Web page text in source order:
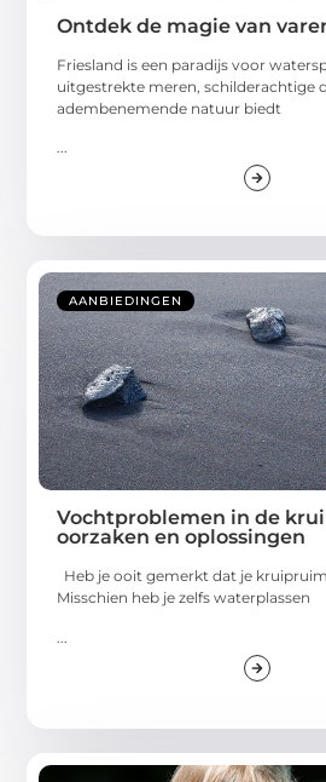
Ontdek de magie van
Friesland is een paradijs voor
uitgestrekte meren, schilderachtige
adembenemende natuur biedt
...
AANBIEDINGEN
Vochtproblemen in de
oorzaken en oplossingen
Heb je ooit gemerkt dat je
Misschien heb je zelfs waterplassen